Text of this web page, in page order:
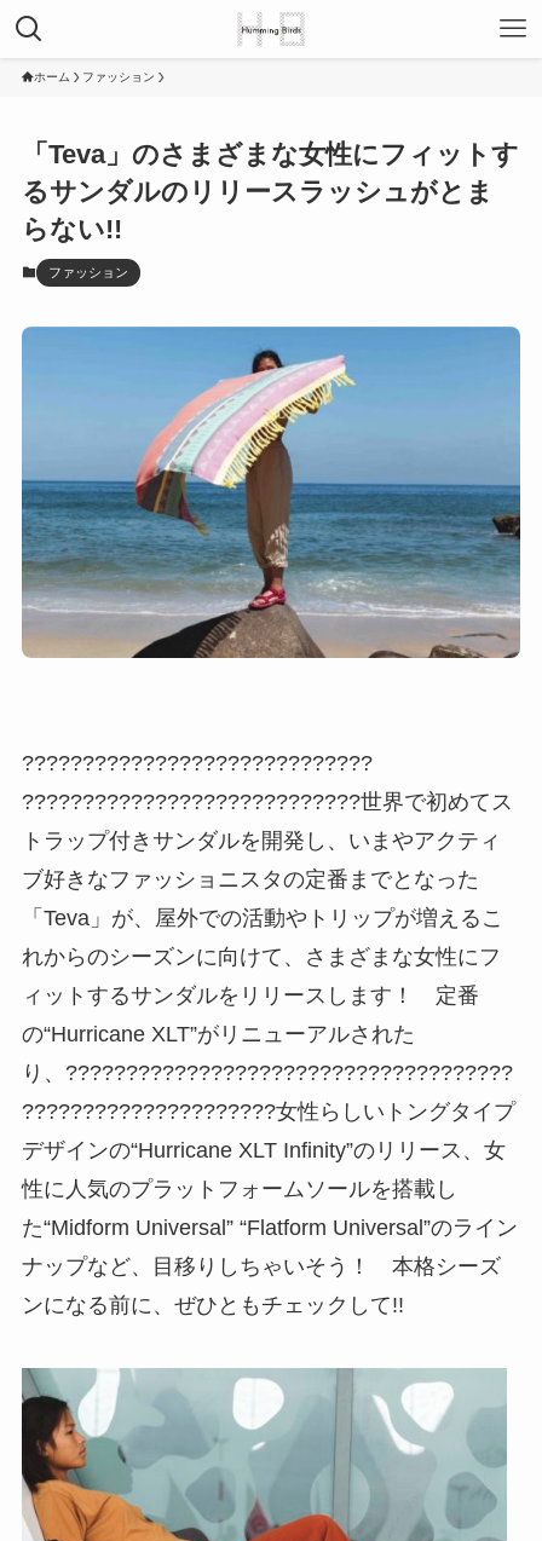
ホーム ファッション
「Teva」のさまざまな女性にフィットす
るサンダルのリリースラッシュがとま
らない!!
ファッション
?????????????????????????????
????????????????????????????世界で初めてス
トラップ付きサンダルを開発し、いまやアクティ
ブ好きなファッショニスタの定番までとなった
「Teva」が、屋外での活動やトリップが増えるこ
れからのシーズンに向けて、さまざまな女性にフ
ィットするサンダルをリリースします！ 定番
の“Hurricane XLT”がリニューアルされた
り、?????????????????????????????????????
?????????????????????女性らしいトングタイプ
デザインの“Hurricane XLT Infinity”のリリース、女
性に人気のプラットフォームソールを搭載し
た“Midform Universal” “Flatform Universal”のライン
ナップなど、目移りしちゃいそう！ 本格シーズ
ンになる前に、ぜひともチェックして!!